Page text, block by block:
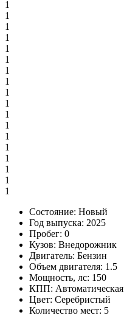
1
1
1
1
1
1
1
1
1
1
1
1
1
1
1
1
1
1
Состояние: Новый
Год выпуска: 2025
Пробег: 0
Кузов: Внедорожник
Двигатель: Бензин
Объем двигателя: 1.5
Мощность, лс: 150
КПП: Автоматическая
Цвет: Серебристый
Количество мест: 5